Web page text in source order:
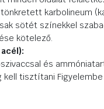
karbolineum
sötét színekkel
kötelező.
és
tisztítani Figyelembe